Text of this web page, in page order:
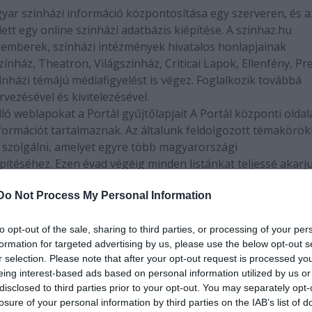
Not Process My Personal Information
opt-out of the sale, sharing to third parties, or processing of your
for targeted advertising by us, please use the below opt-out
selection. Please note that after your opt-out request is processed
interest-based ads based on personal information utilized by us
to third parties prior to your opt-out. You may separately
of your personal information by third parties on the IAB’s list of
színházi információ központosítása egy szerveren, és
egy online színházi adatbázis kiépítése. A szinhaz.hu
színházi intézmények hivatalos honlapjainak
Theatron, Világszínház, Criticai Lapok, Ellenfény,
témájú médiafigyelést is végez. Foglalkozik továbbá
és kivitelezésével.
weblapokat a Portál gyűjtőlapjait A Portál központi
tartalmaznak. Az általunk feldolgozott
amelyet egyre több magyarországi
Ezen évad végéig minden listánkat teljessé
átláthatóvá tegye a pezsgő magyar színházi életet,
több lesz a feladat. Hogy lépést tudjunk tartani
minden színház, színházi intézmény megtanulja
és jelentősen gyorsítja a frissítést. A színházak
az internet betölthesse igazi szerepét: mindig a